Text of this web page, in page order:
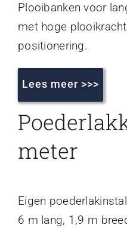
Plooibanken voor
met hoge
positionering.
Lees meer >>>
meter
Eigen
6 m lang, 1,9 m